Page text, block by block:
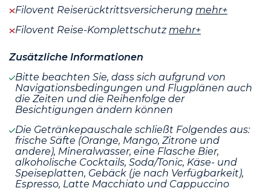
Filovent Reiserücktrittsversicherung mehr+
Filovent Reise-Komplettschutzmehr+
Zusätzliche Informationen
Bitte beachten Sie, dass sich aufgrund von
Navigationsbedingungen und Flugplänen auch
die Zeiten und die Reihenfolge der
Besichtigungen ändern können
Die Getränkepauschale schließt Folgendes aus:
frische Säfte (Orange, Mango, Zitrone und
andere), Mineralwasser, eine Flasche Bier,
alkoholische Cocktails, Soda/Tonic, Käse- und
Speiseplatten, Gebäck (je nach Verfügbarkeit),
Espresso, Latte Macchiato und Cappuccino